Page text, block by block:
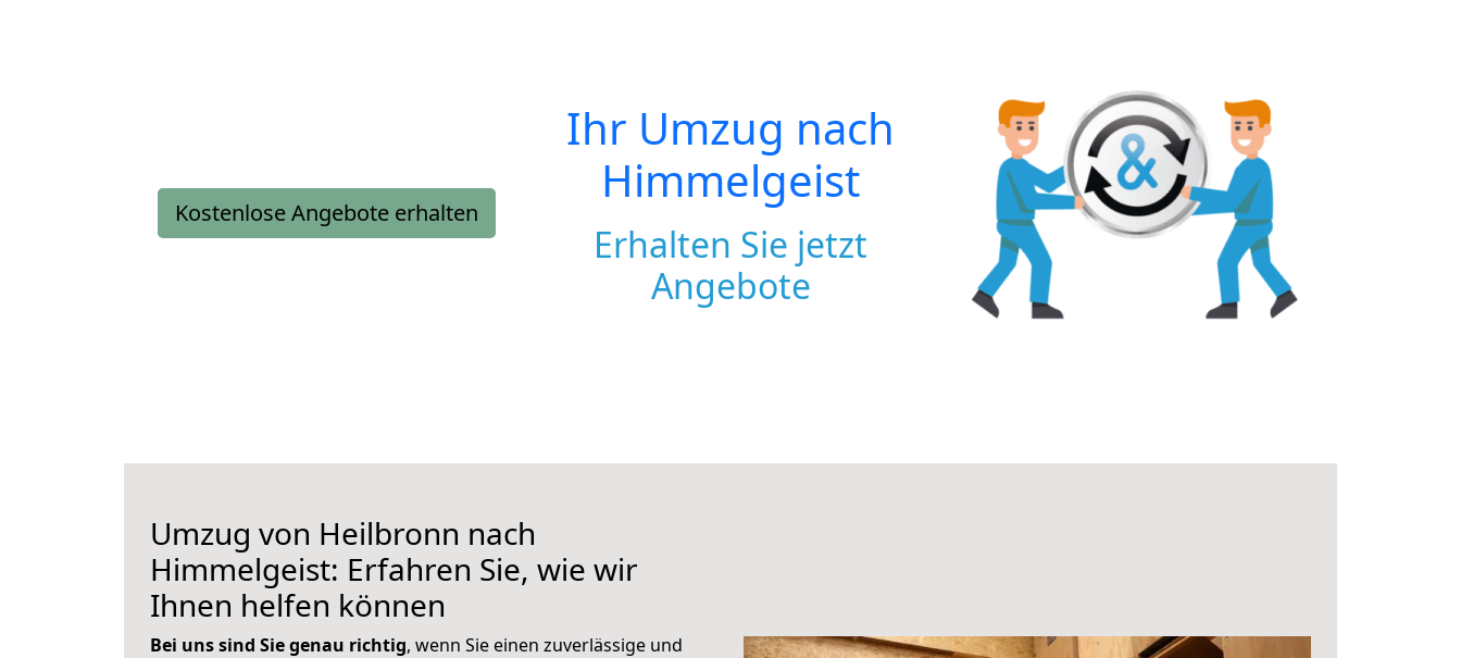
Kostenlose Angebote erhalten
Ihr Umzug nach
Himmelgeist
Erhalten Sie jetzt
Angebote
Umzug von Heilbronn nach
Himmelgeist: Erfahren Sie, wie wir
Ihnen helfen können
Bei uns sind Sie genau richtig, wenn Sie einen zuverlässige und